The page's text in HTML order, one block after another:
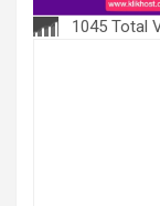
1045 Total